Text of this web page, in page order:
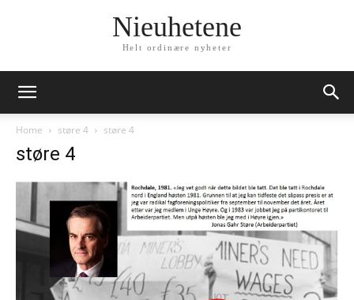
Nieuhetene
Helt ordinære nyheter
Home støre 4 støre 4
støre 4